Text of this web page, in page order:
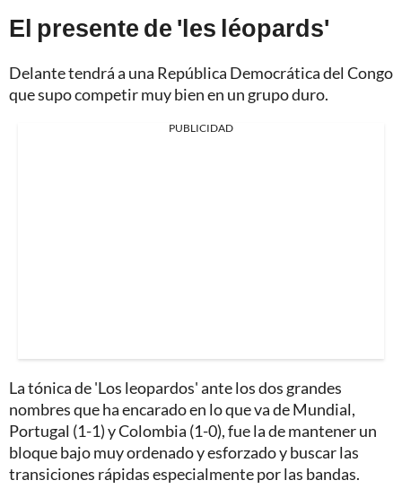
El presente de 'les léopards'
Delante tendrá a una República Democrática del Congo
que supo competir muy bien en un grupo duro.
PUBLICIDAD
La tónica de 'Los leopardos' ante los dos grandes
nombres que ha encarado en lo que va de Mundial,
Portugal (1-1) y Colombia (1-0), fue la de mantener un
bloque bajo muy ordenado y esforzado y buscar las
transiciones rápidas especialmente por las bandas.